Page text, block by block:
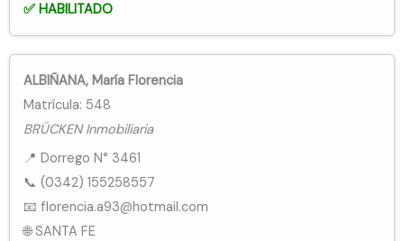
✅ HABILITADO
ALBIÑANA, María Florencia
Matrícula: 548
BRÜCKEN Inmobiliaria
📍 Dorrego N° 3461
📞 (0342) 155258557
📧 florencia.a93@hotmail.com
🌐 SANTA FE